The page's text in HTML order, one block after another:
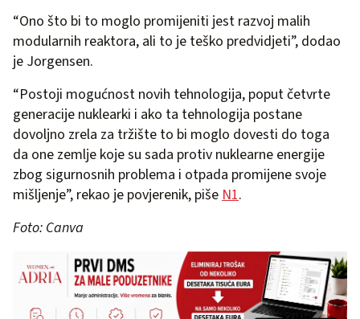
“Ono što bi to moglo promijeniti jest razvoj malih
modularnih reaktora, ali to je teško predvidjeti”, dodao
je Jorgensen.
“Postoji mogućnost novih tehnologija, poput četvrte
generacije nuklearki i ako ta tehnologija postane
dovoljno zrela za tržište to bi moglo dovesti do toga
da one zemlje koje su sada protiv nuklearne energije
zbog sigurnosnih problema i otpada promijene svoje
mišljenje”, rekao je povjerenik, pišeN1.
Foto: Canva